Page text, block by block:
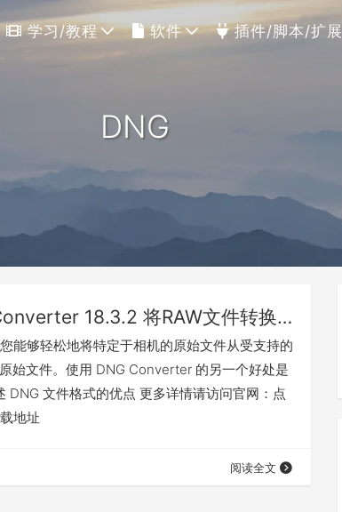
学习/教程 软件 插件/脚本/扩展
DNG
Adobe DNG Converter 18.3.2 将RAW文件转换成DNG文件（Win&Mac）
能够轻松地将特定于相机的原始文件从受支持的
始文件。使用 DNG Converter 的另一个好处是
DNG 文件格式的优点 更多详情请访问官网：点
地址
阅读全文